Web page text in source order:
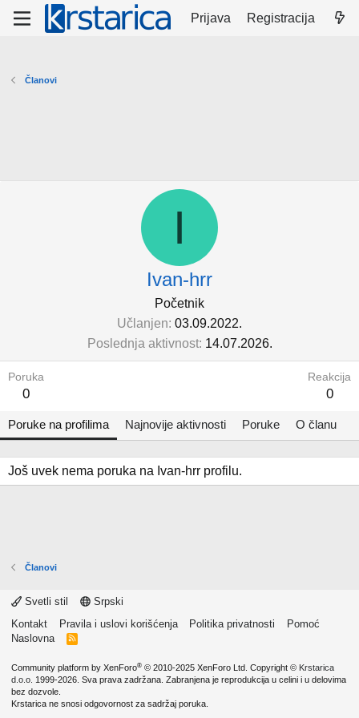
Prijava Registracija
Članovi
I
Ivan-hrr
Početnik
Učlanjen 03.09.2022.
Poslednja aktivnost 14.07.2026.
Poruka
0
Reakcija
0
Poruke na profilima Najnovije aktivnosti Poruke O članu
Još uvek nema poruka na Ivan-hrr profilu.
Članovi
Svetli stil
Srpski
Kontakt
Pravila i uslovi korišćenja Politika privatnosti
Pomoć
Naslovna
R
Community platform by XenForo® © 2010-2025 XenForo Ltd. Copyright © Krstarica
d.o.o. 1999-2026. Sva prava zadržana. Zabranjena je reprodukcija u celini i u delovima
bez dozvole.
Krstarica ne snosi odgovornost za sadržaj poruka.